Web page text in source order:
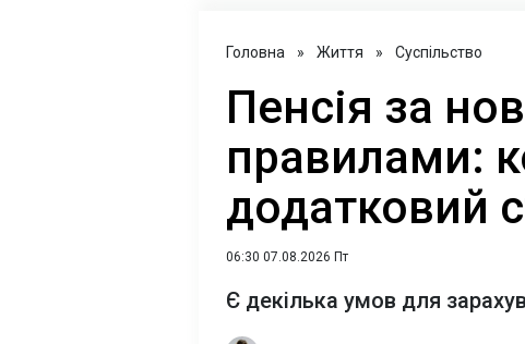
Головна » Життя » Суспільство
Пенсія за
правилами:
додатковий
06:30 07.08.2026 Пт
Є декілька умов для